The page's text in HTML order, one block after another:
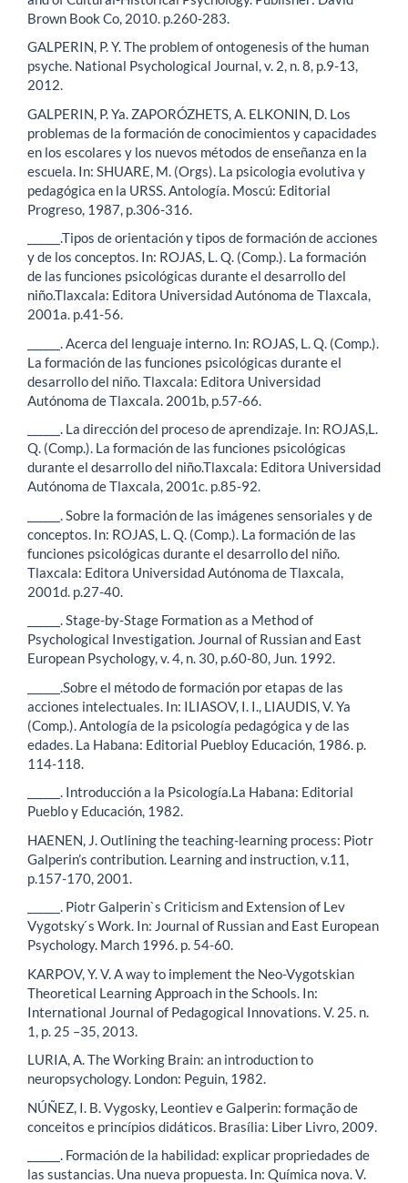
Brown Book Co, 2010. p.260-283.
GALPERIN, P. Y. The problem of ontogenesis of the human
psyche. National Psychological Journal, v. 2, n. 8, p.9-13,
2012.
GALPERIN, P. Ya. ZAPORÓZHETS, A. ELKONIN, D. Los
problemas de la formación de conocimientos y capacidades
en los escolares y los nuevos métodos de enseñanza en la
escuela. In: SHUARE, M. (Orgs). La psicologia evolutiva y
pedagógica en la URSS. Antología. Moscú: Editorial
Progreso, 1987, p.306-316.
______.Tipos de orientación y tipos de formación de acciones
y de los conceptos. In: ROJAS, L. Q. (Comp.). La formación
de las funciones psicológicas durante el desarrollo del
niño.Tlaxcala: Editora Universidad Autónoma de Tlaxcala,
2001a. p.41-56.
______. Acerca del lenguaje interno. In: ROJAS, L. Q. (Comp.).
La formación de las funciones psicológicas durante el
desarrollo del niño. Tlaxcala: Editora Universidad
Autónoma de Tlaxcala. 2001b, p.57-66.
______. La dirección del proceso de aprendizaje. In: ROJAS,L.
Q. (Comp.). La formación de las funciones psicológicas
durante el desarrollo del niño.Tlaxcala: Editora Universidad
Autónoma de Tlaxcala, 2001c. p.85-92.
______. Sobre la formación de las imágenes sensoriales y de
conceptos. In: ROJAS, L. Q. (Comp.). La formación de las
funciones psicológicas durante el desarrollo del niño.
Tlaxcala: Editora Universidad Autónoma de Tlaxcala,
2001d. p.27-40.
______. Stage-by-Stage Formation as a Method of
Psychological Investigation. Journal of Russian and East
European Psychology, v. 4, n. 30, p.60-80, Jun. 1992.
______.Sobre el método de formación por etapas de las
acciones intelectuales. In: ILIASOV, I. I., LIAUDIS, V. Ya
(Comp.). Antología de la psicología pedagógica y de las
edades. La Habana: Editorial Puebloy Educación, 1986. p.
114-118.
______. Introducción a la Psicología.La Habana: Editorial
Pueblo y Educación, 1982.
HAENEN, J. Outlining the teaching-learning process: Piotr
Galperin’s contribution. Learning and instruction, v.11,
p.157-170, 2001.
______. Piotr Galperin`s Criticism and Extension of Lev
Vygotsky ́s Work. In: Journal of Russian and East European
Psychology. March 1996. p. 54-60.
KARPOV, Y. V. A way to implement the Neo-Vygotskian
Theoretical Learning Approach in the Schools. In:
International Journal of Pedagogical Innovations. V. 25. n.
1, p. 25 –35, 2013.
LURIA, A. The Working Brain: an introduction to
neuropsychology. London: Peguin, 1982.
NÚÑEZ, I. B. Vygosky, Leontiev e Galperin: formação de
conceitos e princípios didáticos. Brasília: Liber Livro, 2009.
______. Formación de la habilidad: explicar propriedades de
las sustancias. Una nueva propuesta. In: Química nova. V.